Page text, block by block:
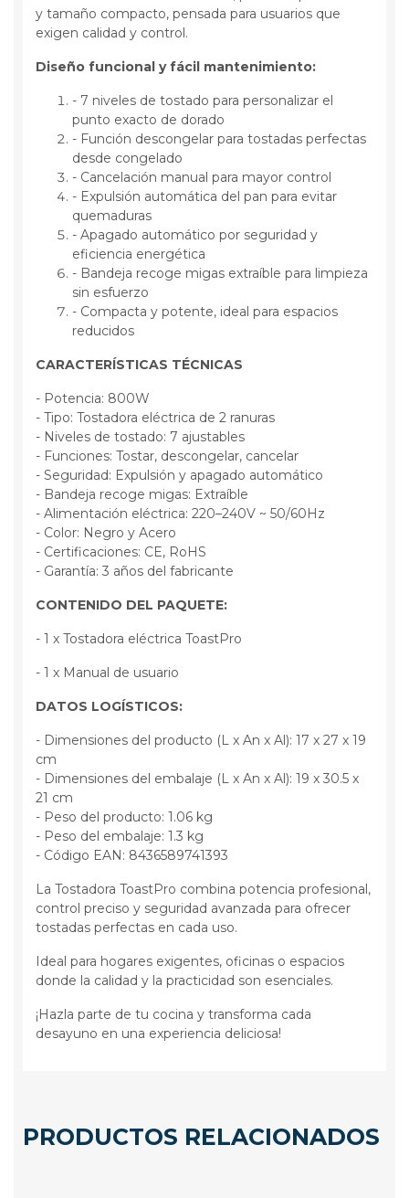
y tamaño compacto, pensada para usuarios que
exigen calidad y control.
Diseño funcional y fácil mantenimiento:
- 7 niveles de tostado para personalizar el
punto exacto de dorado
- Función descongelar para tostadas perfectas
desde congelado
- Cancelación manual para mayor control
- Expulsión automática del pan para evitar
quemaduras
- Apagado automático por seguridad y
eficiencia energética
- Bandeja recoge migas extraíble para limpieza
sin esfuerzo
- Compacta y potente, ideal para espacios
reducidos
CARACTERÍSTICAS TÉCNICAS
- Potencia: 800W
- Tipo: Tostadora eléctrica de 2 ranuras
- Niveles de tostado: 7 ajustables
- Funciones: Tostar, descongelar, cancelar
- Seguridad: Expulsión y apagado automático
- Bandeja recoge migas: Extraíble
- Alimentación eléctrica: 220–240V ~ 50/60Hz
- Color: Negro y Acero
- Certificaciones: CE, RoHS
- Garantía: 3 años del fabricante
CONTENIDO DEL PAQUETE:
- 1 x Tostadora eléctrica ToastPro
- 1 x Manual de usuario
DATOS LOGÍSTICOS:
- Dimensiones del producto (L x An x Al): 17 x 27 x 19
cm
- Dimensiones del embalaje (L x An x Al): 19 x 30.5 x
21 cm
- Peso del producto: 1.06 kg
- Peso del embalaje: 1.3 kg
- Código EAN: 8436589741393
La Tostadora ToastPro combina potencia profesional,
control preciso y seguridad avanzada para ofrecer
tostadas perfectas en cada uso.
Ideal para hogares exigentes, oficinas o espacios
donde la calidad y la practicidad son esenciales.
¡Hazla parte de tu cocina y transforma cada
desayuno en una experiencia deliciosa!
PRODUCTOS RELACIONADOS